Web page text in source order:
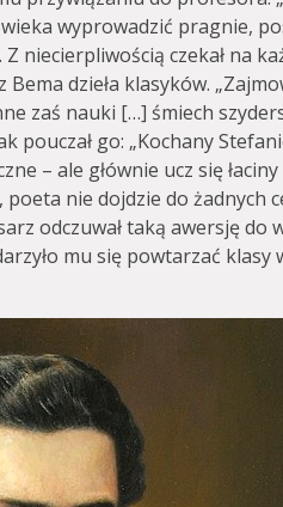
wyprowadzić pragnie,
niecierpliwością czekał na
dzieła klasyków.
zaś nauki […] śmiech
pouczał go: „Kochany
– ale głównie ucz się
nie dojdzie do żadnych
odczuwał taką awersję do
mu się powtarzać klasy